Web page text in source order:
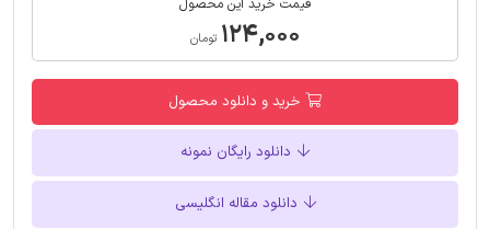
قیمت خرید این محصول
۱۲۴,۰۰۰ تومان
خرید و دانلود محصول
دانلود رایگان نمونه
دانلود مقاله انگلیسی